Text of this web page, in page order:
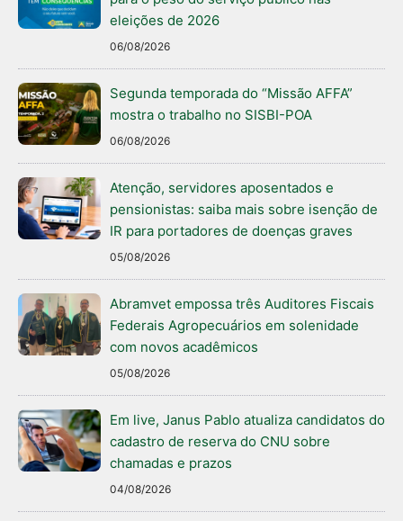
eleições de 2026
06/08/2026
Segunda temporada do “Missão AFFA”
mostra o trabalho no SISBI-POA
06/08/2026
Atenção, servidores aposentados e
pensionistas: saiba mais sobre isenção de
IR para portadores de doenças graves
05/08/2026
Abramvet empossa três Auditores Fiscais
Federais Agropecuários em solenidade
com novos acadêmicos
05/08/2026
Em live, Janus Pablo atualiza candidatos do
cadastro de reserva do CNU sobre
chamadas e prazos
04/08/2026